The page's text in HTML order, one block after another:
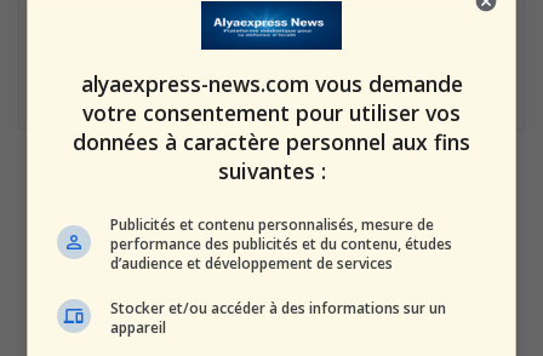
3641 POSTS 0 COMMENTS
Un responsable palestinien dit
trois vaccins...
alxprss_sab - 31 janvier 2021
Le PDG de l’hôpital Hadassah :
alyaexpress-news.com vous demande
votre consentement pour utiliser vos
données à caractère personnel aux fins
suivantes :
Publicités et contenu personnalisés, mesure de
performance des publicités et du contenu, études
d’audience et développement de services
Stocker et/ou accéder à des informations sur un
appareil